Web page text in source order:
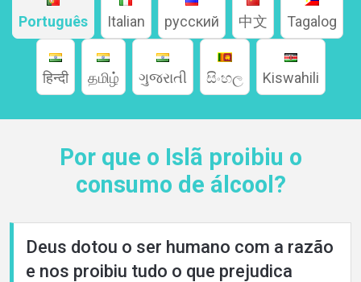
About
Português Italian русский 中文 Tagalog
हिन्दी தமிழ் ગુજરાતી සිංහල Kiswahili
Por que o Islã proibiu o
consumo de álcool?
Deus dotou o ser humano com a razão
e nos proibiu tudo o que prejudica